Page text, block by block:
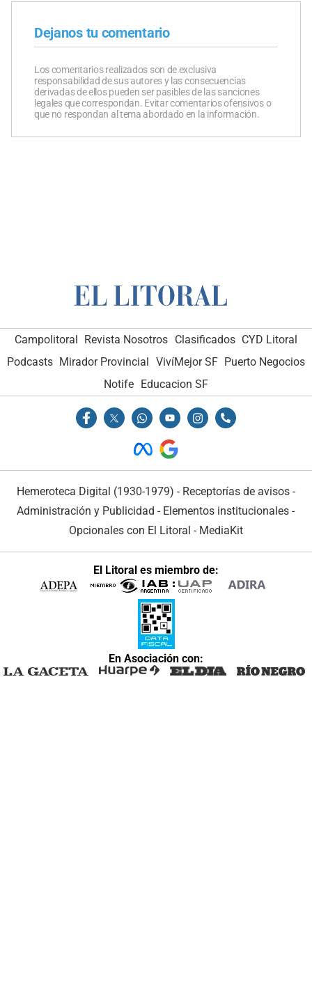
Dejanos tu comentario
Los comentarios realizados son de exclusiva
responsabilidad de sus autores y las consecuencias
derivadas de ellos pueden ser pasibles de las sanciones
legales que correspondan. Evitar comentarios ofensivos o
que no respondan al tema abordado en la información.
Campolitoral Revista Nosotros Clasificados CYD Litoral
Podcasts Mirador Provincial VivíMejor SF Puerto Negocios
Notife Educacion SF
Hemeroteca Digital (1930-1979) - Receptorías de avisos -
Administración y Publicidad - Elementos institucionales -
Opcionales con El Litoral - MediaKit
El Litoral es miembro de:
En Asociación con: